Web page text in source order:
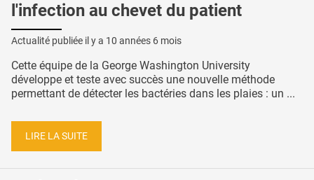
l'infection au chevet du patient
Actualité publiée il y a 10 années 6 mois
Cette équipe de la George Washington University
développe et teste avec succès une nouvelle méthode
permettant de détecter les bactéries dans les plaies : un ...
LIRE LA SUITE